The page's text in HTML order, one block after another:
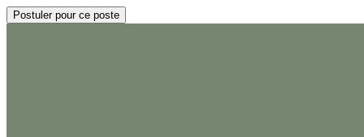
Postuler pour ce poste